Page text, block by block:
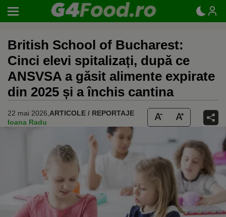
British School of Bucharest:
Cinci elevi spitalizați, după ce
ANSVSA a găsit alimente expirate
din 2025 și a închis cantina
22 mai 2026, ARTICOLE / REPORTAJE
Ioana Radu